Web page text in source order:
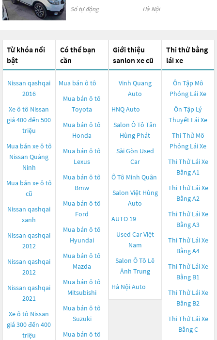
Số tự động
Hà Nội
Từ khóa nổi
bật
Nissan qashqai
2016
Xe ô tô Nissan
giá 400 đến 500
triệu
Mua bán xe ô tô
Nissan Quảng
Ninh
Mua bán xe ô tô
cũ
Nissan qashqai
xanh
Nissan qashqai
2012
Nissan qashqai
2012
Nissan qashqai
2021
Xe ô tô Nissan
giá 300 đến 400
triệu
Có thể bạn
cần
Mua bán ô tô
Mua bán ô tô
Toyota
Mua bán ô tô
Honda
Mua bán ô tô
Lexus
Mua bán ô tô
Bmw
Mua bán ô tô
Ford
Mua bán ô tô
Hyundai
Mua bán ô tô
Mazda
Mua bán ô tô
Mitsubishi
Mua bán ô tô
Suzuki
Mua bán ô tô
Giới thiệu
sanlon xe cũ
Vinh Quang
Auto
HNQ Auto
Salon Ô Tô Tân
Hùng Phát
Sài Gòn Used
Car
Ô Tô Minh Quân
Salon Việt Hùng
Auto
AUTO 19
Used Car Việt
Nam
Salon Ô Tô Lê
Ánh Trung
Hà Nội Auto
Thi thử bằng
lái xe
Ôn Tập Mô
Phỏng Lái Xe
Ôn Tập Lý
Thuyết Lái Xe
Thi Thử Mô
Phỏng Lái Xe
Thi Thử Lái Xe
Bằng A1
Thi Thử Lái Xe
Bằng A2
Thi Thử Lái Xe
Bằng A3
Thi Thử Lái Xe
Bằng A4
Thi Thử Lái Xe
Bằng B1
Thi Thử Lái Xe
Bằng B2
Thi Thử Lái Xe
Bằng C